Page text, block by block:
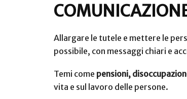
Allargare le tutele e mettere le
possibile, con messaggi chiari e
Temi come pensioni,
vita e sul lavoro delle persone.